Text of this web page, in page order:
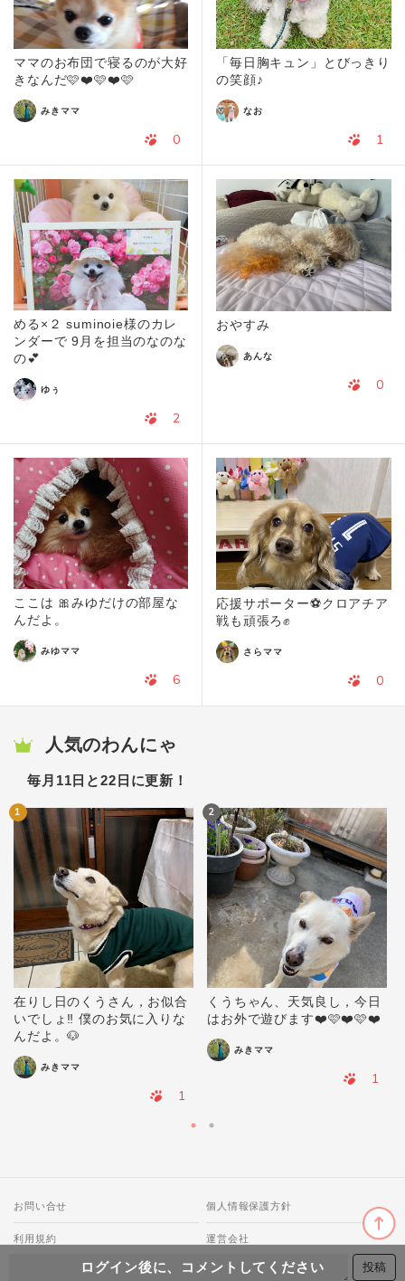
ログイン後に、コメントしてください
ママのお布団で寝るのが大好
きなんだ🩷❤️🩷❤️🩷
みきママ
0
「毎日胸キュン」とびっきり
の笑顔♪
なお
1
める×２ suminoie様のカレ
ンダーで 9月を担当のなのな
の💕
ゆぅ
2
おやすみ
あんな
0
ここは 🎀みゆだけの部屋な
んだよ。
みゆママ
6
応援サポーター⚽️クロアチア
戦も頑張ろ✊
さらママ
0
人気のわんにゃ
毎月11日と22日に更新！
1
在りし日のくうさん，お似合
いでしょ‼️ 僕のお気に入りな
んだよ。🐶
みきママ
1
2
くうちゃん、天気良し，今日
はお外で遊びます❤️🩷❤️🩷❤️
みきママ
1
お問い合せ 個人情報保護方針
利用規約 運営会社
© 2018-2026 わんにゃ All Rights Reserved.